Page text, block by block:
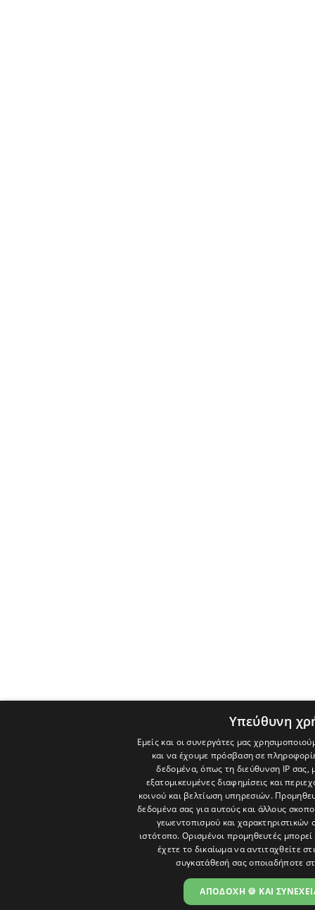
Υπεύθυνη
Εμείς και οι συνεργάτες μας
και να έχουμε πρόσβαση σε
δεδομένα, όπως τη διεύθυνση IP σας,
εξατομικευμένες διαφημίσεις και
κοινού και βελτίωση υπηρεσιών.
δεδομένα σας για αυτούς και άλλους
γεωεντοπισμού και χαρακτηριστικών
ιστότοπο. Ορισμένοι προμηθευτές
έχετε το δικαίωμα να αντιταχθείτε
συγκατάθεσή σας οποιαδήποτε
ΑΠΟΔΟΧΗ 🍪 ΚΑΙ